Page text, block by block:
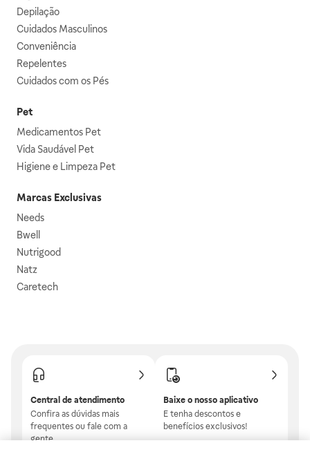
Depilação
Cuidados Masculinos
Conveniência
Repelentes
Cuidados com os Pés
Pet
Medicamentos Pet
Vida Saudável Pet
Higiene e Limpeza Pet
Marcas Exclusivas
Needs
Bwell
Nutrigood
Natz
Caretech
Central de atendimento
Confira as dúvidas mais
frequentes ou fale com a
gente.
Baixe o nosso aplicativo
E tenha descontos e
benefícios exclusivos!